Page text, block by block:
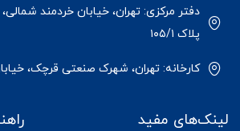
دفتر مرکزی: تهران، خیابان خردمند
پلاک ۱۰۵/۱
کارخانه: تهران، شهرک صنعتی قرچک، خیابان
لینک‌های مفید